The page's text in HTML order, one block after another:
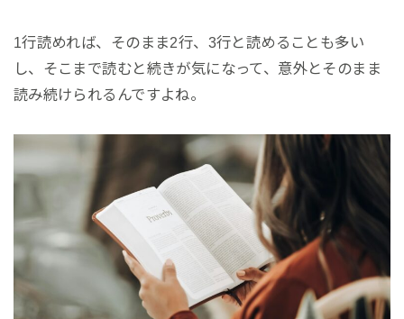
1行読めれば、そのまま2行、3行と読めることも多い
し、そこまで読むと続きが気になって、意外とそのまま
読み続けられるんですよね。